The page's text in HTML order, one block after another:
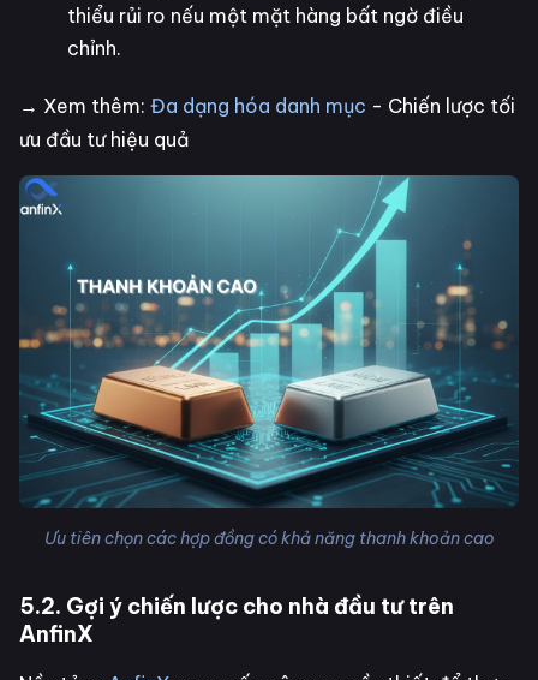
thiểu rủi ro nếu một mặt hàng bất ngờ điều
chỉnh.
→ Xem thêm: Đa dạng hóa danh mục - Chiến lược tối
ưu đầu tư hiệu quả
Ưu tiên chọn các hợp đồng có khả năng thanh khoản cao
5.2. Gợi ý chiến lược cho nhà đầu tư trên
AnfinX